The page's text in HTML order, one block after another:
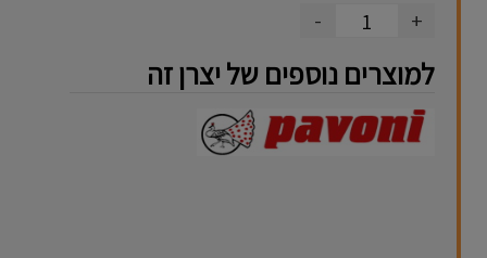
+
1
-
למוצרים נוספים של יצרן זה